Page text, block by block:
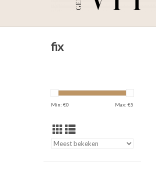
fix
Min: €0 Max: €5